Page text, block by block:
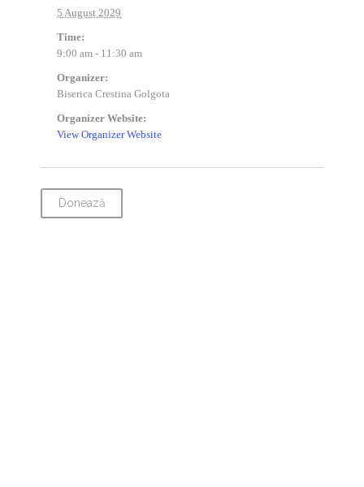
5 August 2029
Time:
9:00 am - 11:30 am
Organizer:
Biserica Crestina Golgota
Organizer Website:
View Organizer Website
Donează